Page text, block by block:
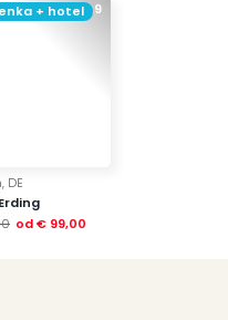
3.9
+ hotel
DE
od€ 99,00